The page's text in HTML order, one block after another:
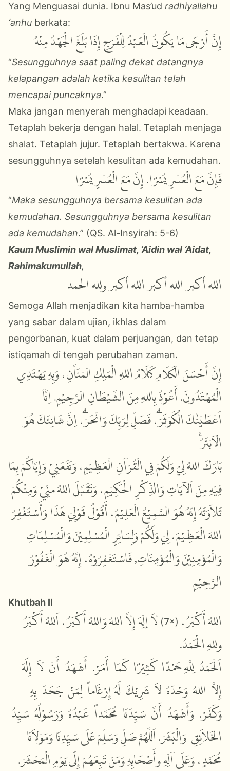
Yang Menguasai dunia. Ibnu Mas’ud radhiyallahu
‘anhu berkata:
إِنَّ أَرْجَى مَا يَكُونُ الْعَبْدُ لِلْفَرَجِ إِذَا بَلَغَ الْجَهْدُ مِنْهُ
“Sesungguhnya saat paling dekat datangnya
kelapangan adalah ketika kesulitan telah
mencapai puncaknya.”
Maka jangan menyerah menghadapi keadaan.
Tetaplah bekerja dengan halal. Tetaplah menjaga
shalat. Tetaplah jujur. Tetaplah bertakwa. Karena
sesungguhnya setelah kesulitan ada kemudahan.
فَإِنَّ مَعَ الْعُسْرِ يُسْرًا. إِنَّ مَعَ الْعُسْرِ يُسْرًا
“Maka sesungguhnya bersama kesulitan ada
kemudahan. Sesungguhnya bersama kesulitan
ada kemudahan.” (QS. Al-Insyirah: 5-6)
Kaum Muslimin wal Muslimat, ‘Aidin wal ‘Aidat,
Rahimakumullah,
الله أكبر الله أكبر الله أكبر ولله الحمد
Semoga Allah menjadikan kita hamba-hamba
yang sabar dalam ujian, ikhlas dalam
pengorbanan, kuat dalam perjuangan, dan tetap
istiqamah di tengah perubahan zaman.
إِنَّ أَحْسَنَ الْكَلَامِ كَلَامُ اللهِ الْمَلِكِ المْنَاَّنِ، وَبِهِ يَهْتَدِي
الْمُهْتَدُونَ. أَعُوْذُ بِاللهِ مِنَ الشَّيْطَانِ الرَّجِيْمِ. اِنَّآ
اَعْطَيْنٰكَ الْكَوْثَرَۗ، فَصَلِّ لِرَبِّكَ وَانْحَرْۗ، اِنَّ شَانِئَكَ هُوَ
الْاَبْتَرُࣖ
بَارَكَ اللهُ لِيْ وَلَكُمْ فِي الْقُرْآنِ الْعَظِيْمِ، وَنَفَعَنِيْ وَإِيَّاكُمْ بِمَا
فِيْهِ مِنَ اْلآيَاتِ وَالذِّكْرِ الْحَكِيْمِ، وَتَقَبَّلَ اللهُ منِّيْ وَمِنْكُمْ
تَلاَوَتَهُ إِنّهُ هُوَ السَّمِيْعُ الْعَلِيْمُ، أَقُوْلُ قَوْلِيْ هَذَا وَأَسْتَغْفِرُ
اللهَ الْعَظِيْمَ، لِيْ وَلَكُمْ وَلِسَائِرِ الْمُسْلِمِيْنَ وَالْمُسْلِمَاتِ
وَالْمُؤْمِنِيْنَ وَالْمُؤْمِنَاتِ, فَاسْتَغْفِرُوْهُ، إِنَّهُ هُوَ الْغَفُوْرُ
الرَّحِيْمِ
Khutbah II
اللهُ أَكْبَرُ، (
×
7) لاَ إلِهَ إِلاَّ اللهُ وَاللهُ أَكْبَرُ، اَللهُ أَكْبَرُ
وللهِ الْحَمْدُ.
اَلْحَمْدُ لِلَّهِ حَمْدًا كَثِيْرًا كَمَا أَمَرْ. أَشْهَدُ أَنْ لاَ إِلَهَ
إِلاَّ اللهُ وَحْدَهُ لاَ شَرِيْكَ لَهُ إِرْغَاماً لِمَنْ جَحَدَ بِهِ
وَكَفَرْ. وَأَشْهَدُ أَنَّ سَيِّدَنَا مُحَمَّداً عَبْدُهُ وَرَسُوْلُهُ سَيِّدُ
الخَلاَئِقِ وَالْبَشَرْ. اَللَّهُمَّ صَلِّ وَسَلِّمْ عَلَى سَيِّدِنَا وَمَوْلاَنَا
مُحَمَّدٍ، وَعَلَى آلِهِ وأَصْحَابِهِ وَمَنْ تَبِعَهُمْ إِلَى يَوْمِ الْمَحْشَرْ.